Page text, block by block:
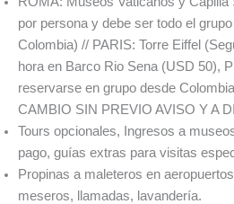
por persona y debe ser todo el
Colombia) // PARIS: Torre Eiffel
hora en Barco Rio Sena (USD 50),
reservarse en grupo desde
CAMBIO SIN PREVIO AVISO Y A
Tours opcionales, Ingresos a
pago, guías extras para visitas
Propinas a maleteros en
meseros, llamadas, lavandería.